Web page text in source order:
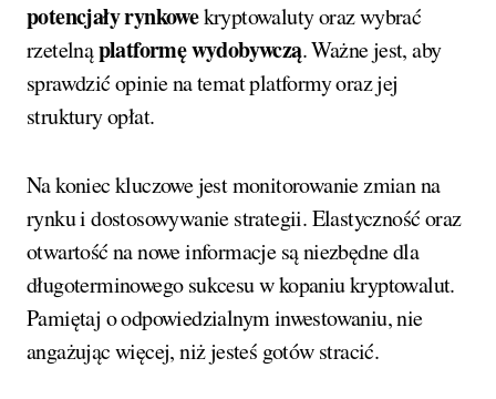
potencjały rynkowekryptowaluty oraz wybrać
rzetelnąplatformę wydobywczą. Ważne jest, aby
sprawdzić opinie na temat platformy oraz jej
struktury opłat.
Na koniec kluczowe jest monitorowanie zmian na
rynku i dostosowywanie strategii. Elastyczność oraz
otwartość na nowe informacje są niezbędne dla
długoterminowego sukcesu w kopaniu kryptowalut.
Pamiętaj o odpowiedzialnym inwestowaniu, nie
angażując więcej, niż jesteś gotów stracić.